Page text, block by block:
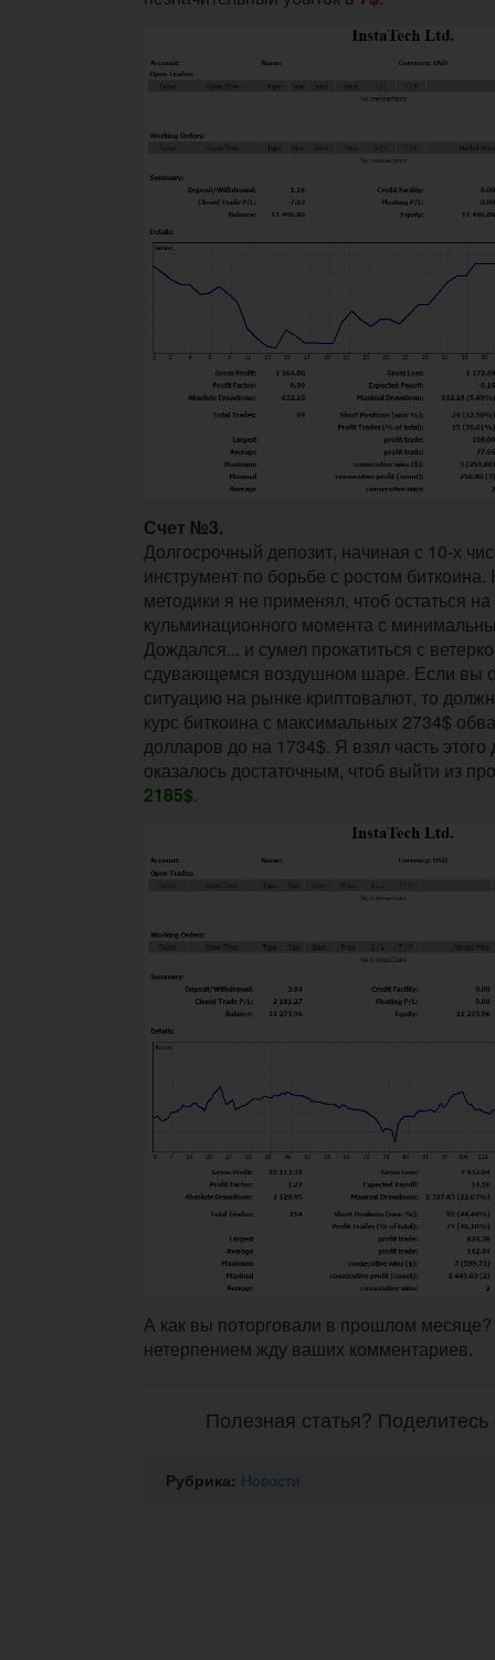
Счет №3.
Долгосрочный депозит, начиная с 10-х
инструмент по борьбе с ростом биткоина.
методики я не применял, чтоб остаться
кульминационного момента с
Дождался... и сумел прокатиться с
сдувающемся воздушном шаре. Если вы
ситуацию на рынке криптовалют, то
курс биткоина с максимальных 2734$
долларов до на 1734$. Я взял часть этого
оказалось достаточным, чтоб выйти из
2185$.
А как вы поторговали в прошлом
нетерпением жду ваших комментариев.
Полезная статья?
Рубрика: Новости